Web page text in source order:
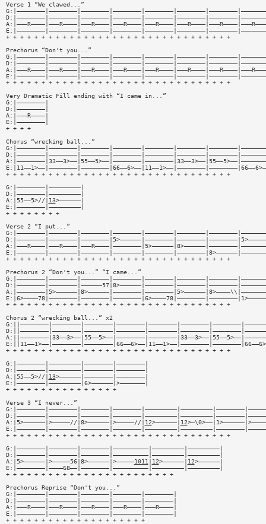
Verse 1 “We clawed...”
+ + + + + + + + + + + + + + + + + + + + + + + + + + + + + + + +
Prechorus “Don't you...”
+ + + + + + + + + + + + + + + + + + + + + + + + + + + + + + + +
Very Dramatic Fill ending with “I came in...”
G:|————————|
D:|————————|
A:|———R————|
E:|————————|
+ + + +
Chorus “wrecking ball...”
+ + + + + + + + + + + + + + + + + + + + + + + + + + + + + + + +
G:|————————|—————————|
D:|————————|—————————|
A:|55——5>//|
13>——————|
E:|————————|—————————|
+ + + + + + + +
Verse 2 “I put...”
+ + + + + + + + + + + + + + + + + + + + + + + + + + + + + + + +
Prechorus 2 “Don't you...” “I came...”
+ + + + + + + + + + + + + + + + + + + + + + + + + + + + + + + +
Chorus 2 “wrecking ball...” x2
+ + + + + + + + + + + + + + + + + + + + + + + + + + + + + + + +
G:|————————|—————————|————————|————————|
D:|————————|—————————|————————|————————|
A:|55——5>//|
13>——————|————————|————————|
E:|————————|—————————|6>——————|>———————|
+ + + + + + + + + + + + + + + +
Verse 3 “I never...”
A:|5>——————|>—————//|8>——————|>—————//|
12>——————| 12
+ + + + + + + + + + + + + + + + + + + + + + + + + + + + + + + +
G:|————————|————————|————————|——————————|—————————|—————————|
D:|————————|————————|————————|——————————|—————————|—————————|
A:|5>——————|>—————56|8>——————|>—————1011 12>——————| 12>——————|
E:|————————|————68——|————————|——————————|—————————|—————————|
+ + + + + + + + + + + + + + + + + + + + + + + +
Prechorus Reprise “Don't you...”
G:|————————|————————|————————|————————|————————|
D:|————————|————————|————————|————————|————————|
A:|———R————|———R————|———R————|———R————|———R————|
E:|————————|————————|————————|————————|————————|
+ + + + + + + + + + + + + + + + + + + +